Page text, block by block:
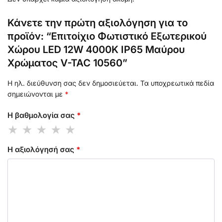
Κάνετε την πρώτη αξιολόγηση για το
προϊόν: “Επιτοίχιο Φωτιστικό Εξωτερικού
Χώρου LED 12W 4000K IP65 Μαύρου
Χρώματος V-TAC 10560”
Η ηλ. διεύθυνση σας δεν δημοσιεύεται. Τα υποχρεωτικά πεδία
σημειώνονται με *
Η βαθμολογία σας *
Η αξιολόγησή σας *